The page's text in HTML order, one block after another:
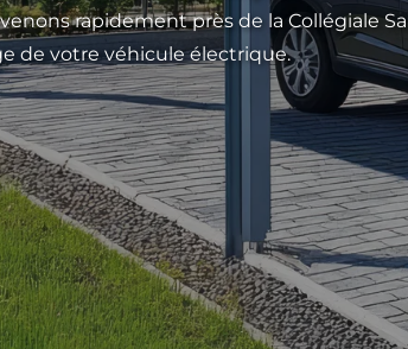
rapidement près de la Collégiale
de votre véhicule électrique.